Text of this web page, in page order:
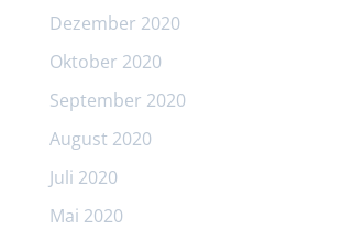
Dezember 2020
Oktober 2020
September 2020
August 2020
Juli 2020
Mai 2020